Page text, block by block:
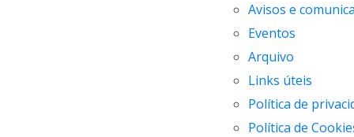
Avisos e
Eventos
Arquivo
Links úteis
Política de
Política de